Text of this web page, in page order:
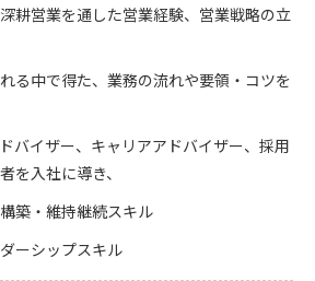
耕営業を通した営業経験、営業戦略の立
る中で得た、業務の流れや要領・コツを
バイザー、キャリアアドバイザー、採用
を入社に導き、
築・維持継続スキル
ーシップスキル